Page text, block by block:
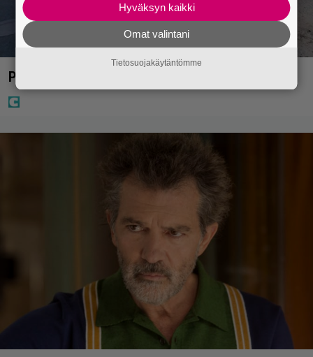
Poliisilla surullinen ilta Kuopiossa eilen
Hyväksyn kaikki
Omat valintani
Tietosuojakäytäntömme